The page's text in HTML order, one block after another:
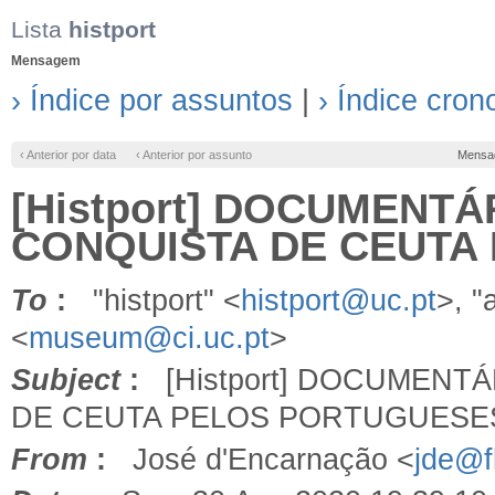
Lista histport
Mensagem
› Índice por assuntos › Índice
‹ Anterior por data ‹ Anterior por assunto
[Histport]
CONQUISTA DE
To : "histport" <histport@uc.pt>,
<museum@ci.uc.pt>
Subject: [Histport]
DE CEUTA PELOS
From : José d'Encarnação <